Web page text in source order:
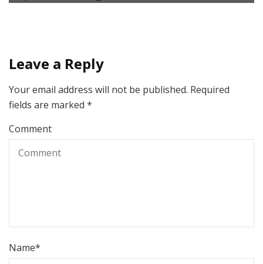
Leave a Reply
Your email address will not be published. Required
fields are marked *
Comment
Name*